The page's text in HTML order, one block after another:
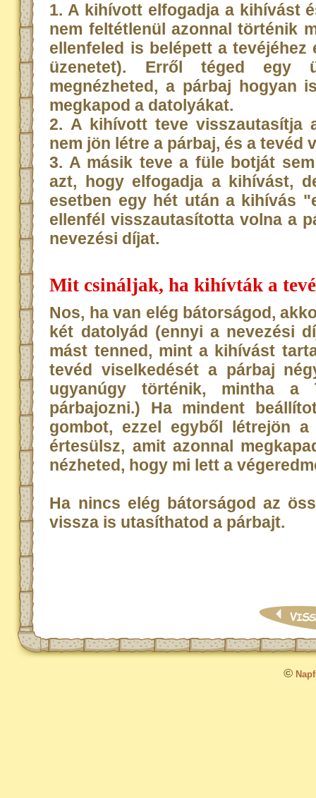
1. A kihívott elfogadja a kihívást
nem feltétlenül azonnal történik
ellenfeled is belépett a
üzenetet). Erről téged egy
megnézheted, a párbaj hogyan
megkapod a datolyákat.
2. A kihívott teve visszautasítja
nem jön létre a párbaj, és a tevéd
3. A másik teve a füle botját
azt, hogy elfogadja a kihívást,
esetben egy hét után a kihívás
ellenfél visszautasította volna a
nevezési díjat.
Mit csináljak, ha kihívták a
Nos, ha van elég bátorságod,
két datolyád (ennyi a nevezési
mást tenned, mint a kihívást
tevéd viselkedését a párbaj
ugyanúgy történik, mintha
párbajozni.) Ha mindent
gombot, ezzel egyből létrejön
értesülsz, amit azonnal
nézheted, hogy mi lett a
Ha nincs elég bátorságod az
vissza is utasíthatod a párbajt.
©